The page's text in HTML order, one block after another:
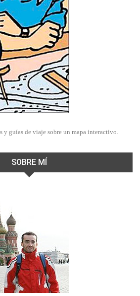
y guías de viaje sobre un mapa interactivo.
SOBRE MÍ